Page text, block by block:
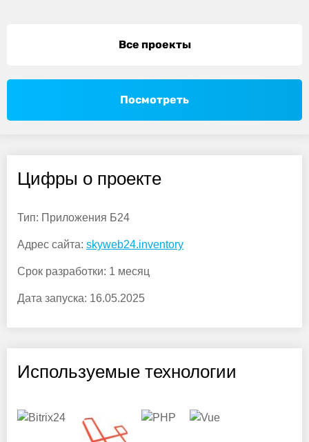
Все проекты
Посмотреть
Цифры о проекте
Тип: Приложения Б24
Адрес сайта: skyweb24.inventory
Срок разработки: 1 месяц
Дата запуска: 16.05.2025
Используемые технологии